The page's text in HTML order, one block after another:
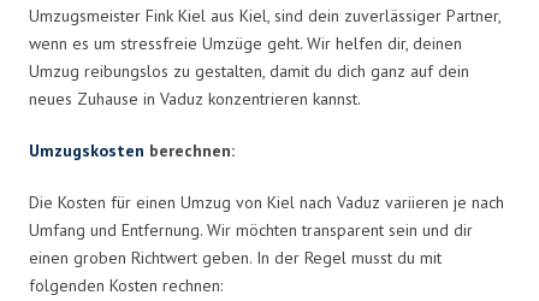
Umzugsmeister Fink Kiel aus Kiel, sind dein zuverlässiger Partner,
wenn es um stressfreie Umzüge geht. Wir helfen dir, deinen
Umzug reibungslos zu gestalten, damit du dich ganz auf dein
neues Zuhause in Vaduz konzentrieren kannst.
Umzugskosten berechnen:
Die Kosten für einen Umzug von Kiel nach Vaduz variieren je nach
Umfang und Entfernung. Wir möchten transparent sein und dir
einen groben Richtwert geben. In der Regel musst du mit
folgenden Kosten rechnen: